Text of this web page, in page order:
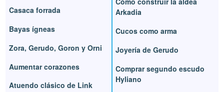
Casaca forrada
Bayas ígneas
Zora, Gerudo, Goron y Orni
Aumentar corazones
Atuendo clásico de Link
Arkadia
Cucos como arma
Joyería de Gerudo
Comprar segundo escudo
Hyliano